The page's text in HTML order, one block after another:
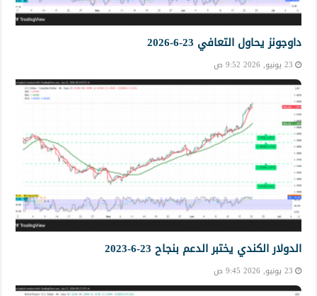
داوجونز يحاول التعافي 23-6-2026
23 يونيو, 2026 9:52 ص
الدولار الكندي يختبر الدعم بنجاح 23-6-2023
23 يونيو, 2026 9:45 ص